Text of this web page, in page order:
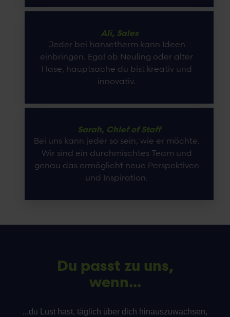
Ali, Sales
Jeder bei hansetherm kann Ideen
einbringen. Egal ob Neuling oder alter
Hase, hauptsache du bist kreativ und
innovativ.
Sarah, Chief of Staff
Bei uns kann jeder so sein, wie er möchte.
Wir sind ein durchmischtes Team und
genau das ermöglicht neue Perspektiven
und Inspiration.
Du passt zu uns,
wenn...
...du Lust hast, täglich über dich hinauszuwachsen,